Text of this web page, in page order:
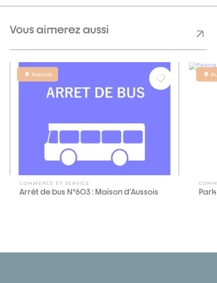
Vous aimerez aussi
Aussois
COMMERCE ET SERVICE
Arrêt de bus N°603 : Maison d'Aussois